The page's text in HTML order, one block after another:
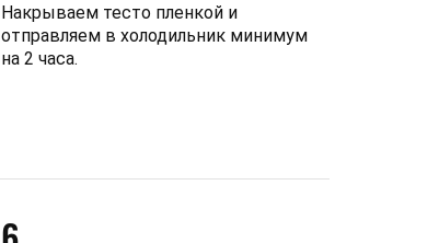
Накрываем тесто пленкой и
отправляем в холодильник минимум
на 2 часа.